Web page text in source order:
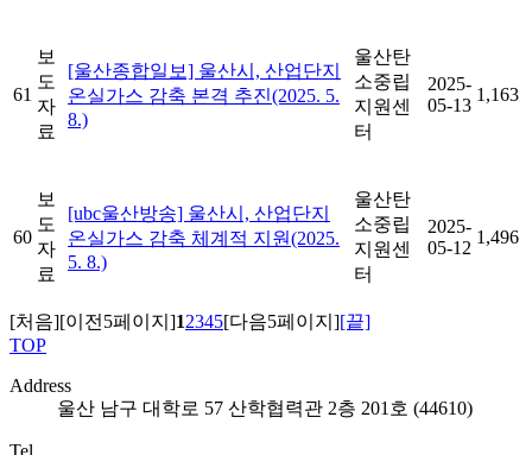
61
보
도
자
료
[울산종합일보] 울산시, 산업단지
온실가스 감축 본격 추진(2025. 5.
8.)
울산탄
소중립
지원센
터
2025-
05-13
1,163
60
보
도
자
료
[ubc울산방송] 울산시, 산업단지
온실가스 감축 체계적 지원(2025.
5. 8.)
울산탄
소중립
지원센
터
2025-
05-12
1,496
[처음][이전5페이지]12345[다음5페이지][끝]
TOP
Address
울산 남구 대학로 57 산학협력관 2층 201호 (44610)
Tel